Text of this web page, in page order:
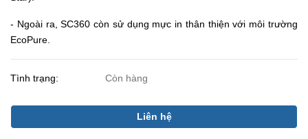
- Ngoài ra, SC360 còn sử dụng mực in thân thiện với môi trường
EcoPure.
Tình trạng: Còn hàng
Liên hệ